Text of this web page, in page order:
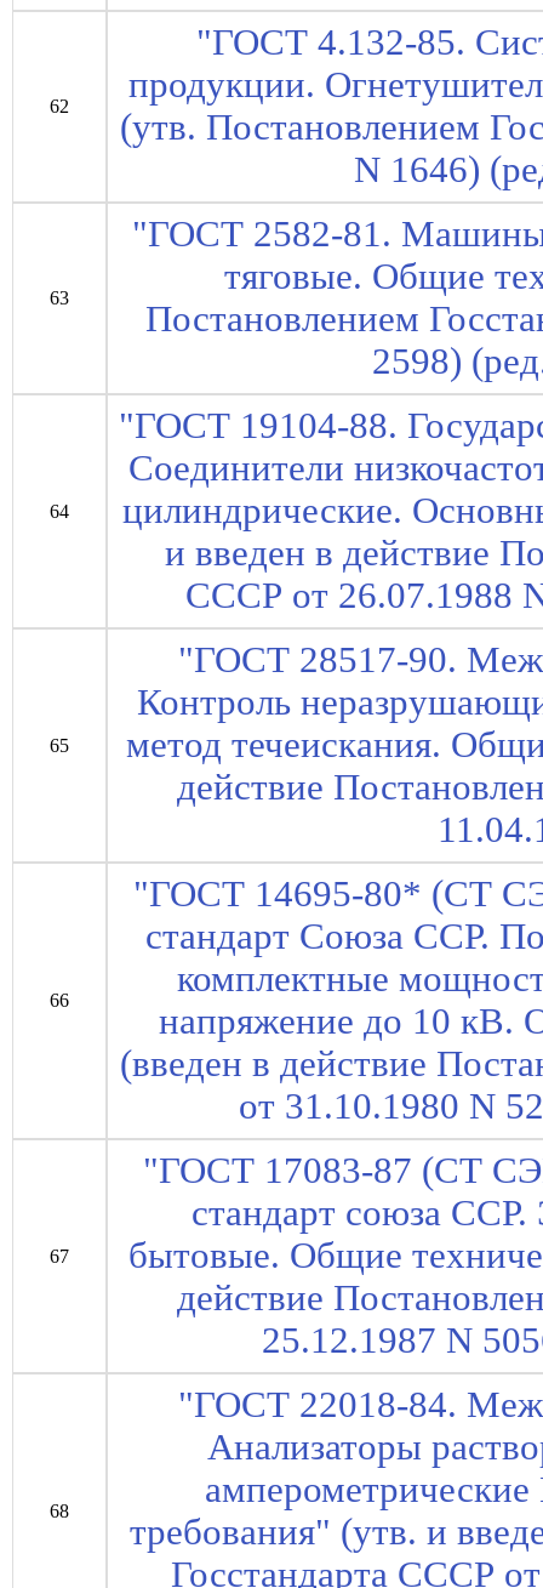
62
"ГОСТ 4.132-85.
продукции.
(утв. Постановлением
N 1646)
63
"ГОСТ 2582-81. Машины
тяговые. Общие
Постановлением
2598)
64
"ГОСТ 19104-88.
Соединители
цилиндрические.
и введен в действие
СССР от 26.07.1988
65
"ГОСТ 28517-90.
Контроль
метод течеискания.
действие
66
"ГОСТ 14695-80* (СТ
стандарт Союза ССР.
комплектные
напряжение до 10 кВ.
(введен в действие
от 31.10.1980 N
67
"ГОСТ 17083-87 (СТ
стандарт союза ССР.
бытовые. Общие
действие
25.12.1987 N
68
"ГОСТ 22018-84.
Анализаторы
требования" (утв. и
Госстандарта СССР